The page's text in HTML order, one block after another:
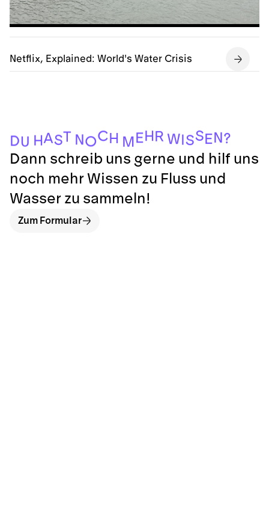
Netflix, Explained: World's Water Crisis
DU HAST NOCH M EHR WISS E N ?
Dann schreib uns gerne und hilf uns
noch mehr Wissen zu Fluss und
Wasser zu sammeln!
Zum Formular